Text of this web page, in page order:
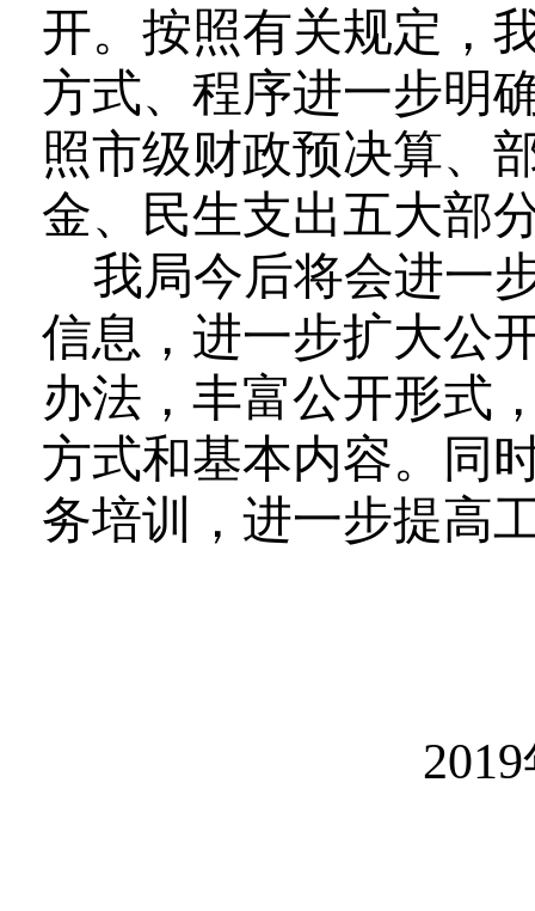
开。按照有关规定，
方式、程序进一步明
照市级财政预决算、
金、民生支出五大部
我局今后将会进一
信息，进一步扩大公
办法，丰富公开形式
方式和基本内容。同
务培训， 进一步提高
2019年1